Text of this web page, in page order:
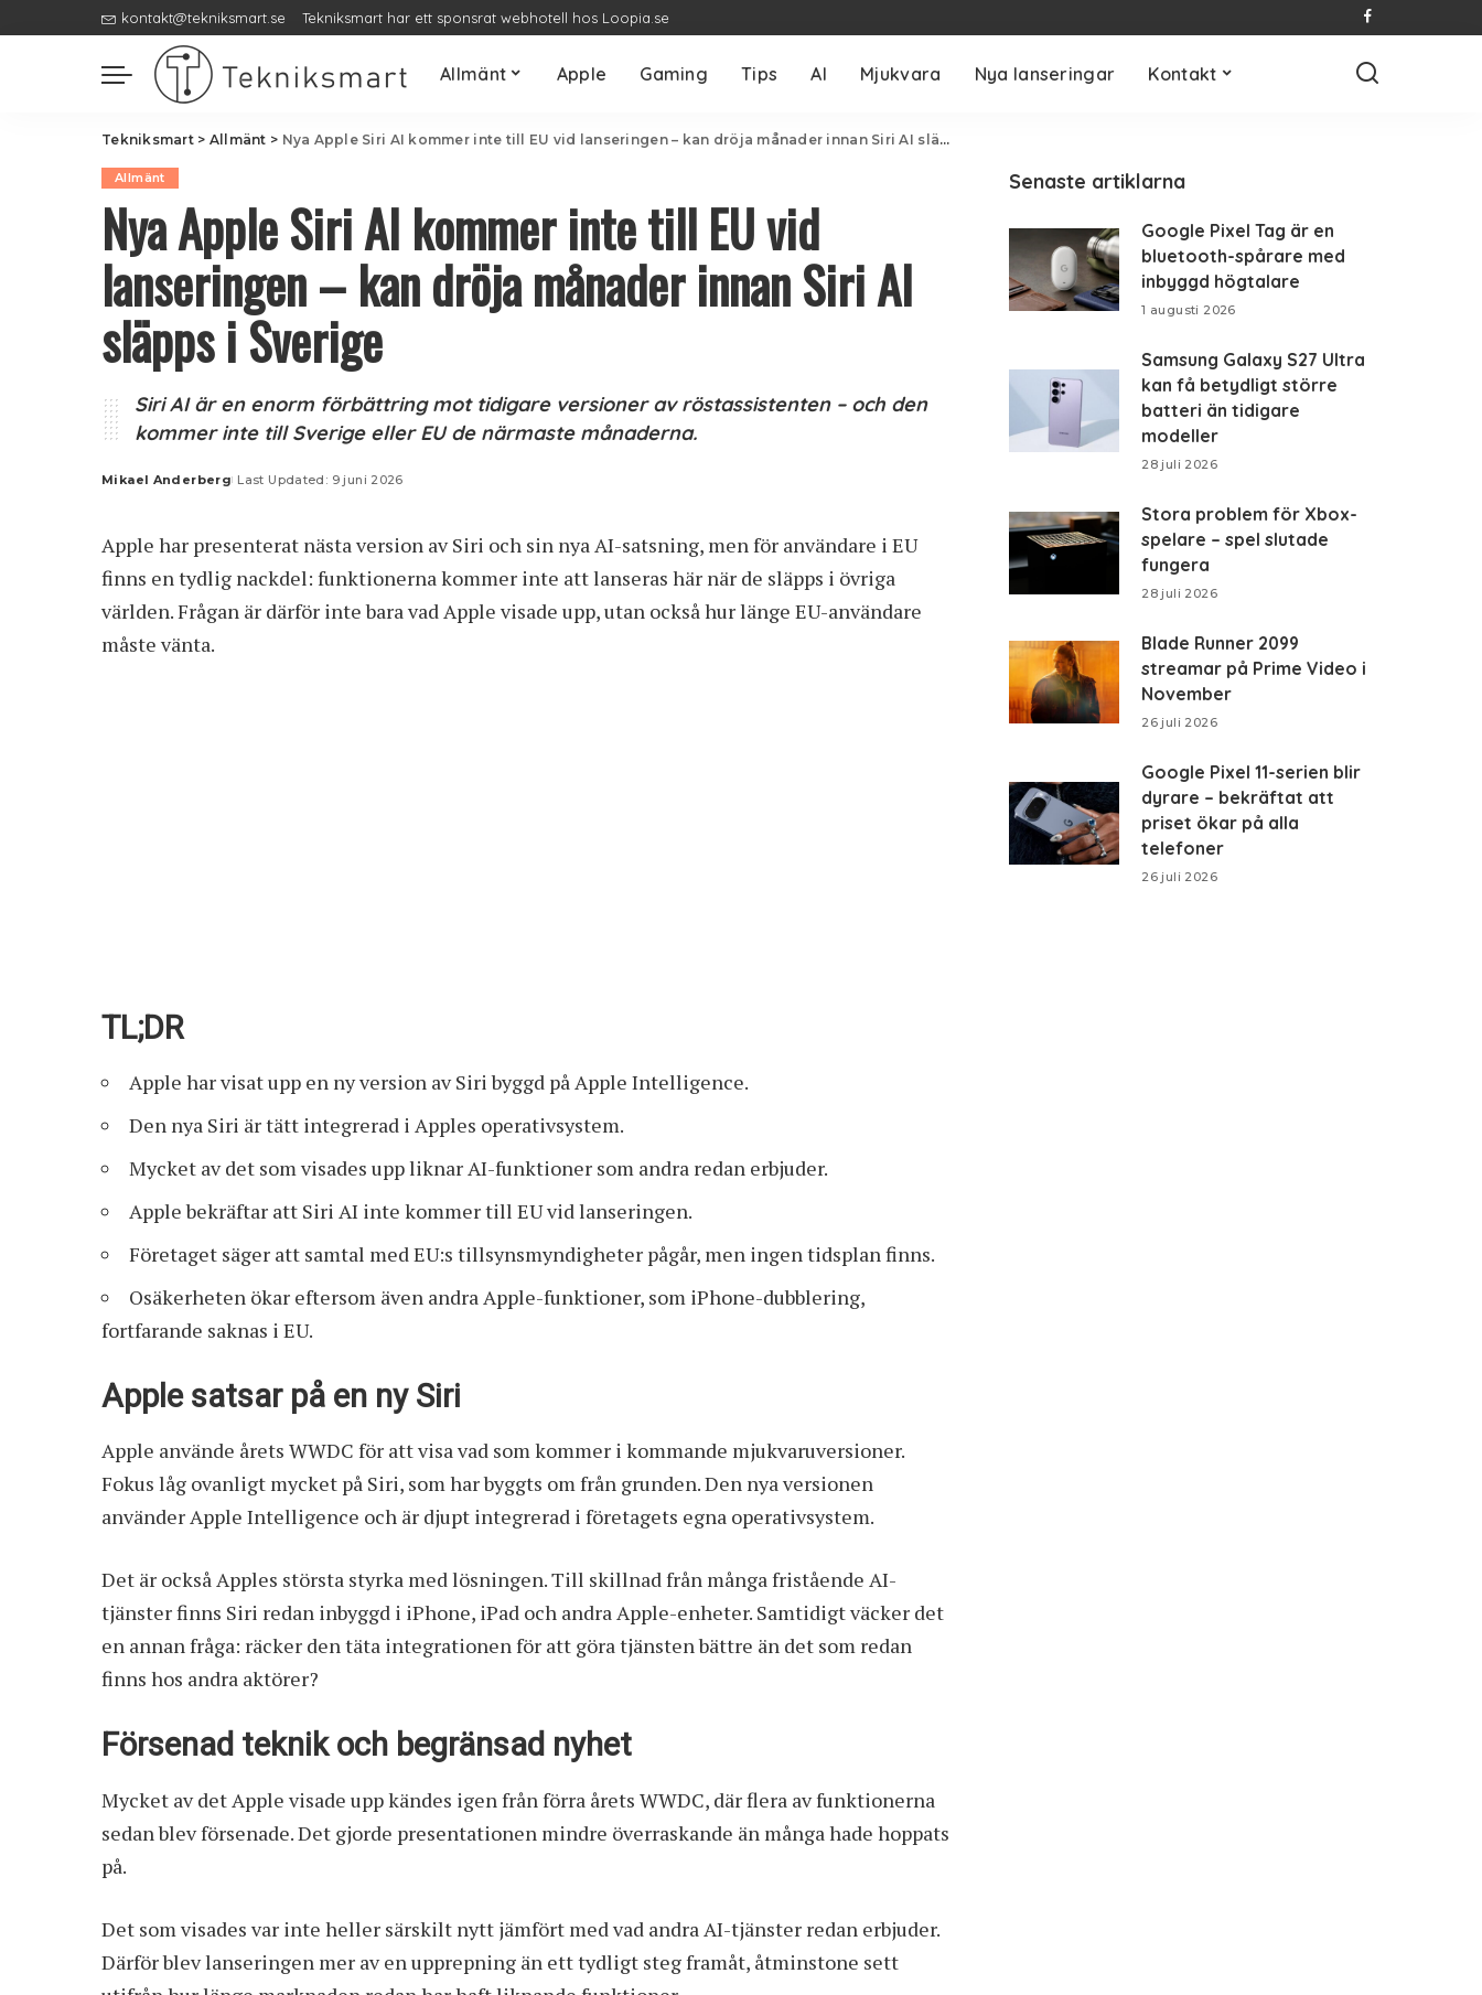
kontakt@tekniksmart.se Tekniksmart har ett sponsrat webhotell hos Loopia.se
Allmänt Apple Gaming Tips AI Mjukvara Nya lanseringar Kontakt
Tekniksmart> Allmänt > Nya Apple Siri AI kommer inte till EU vid lanseringen – kan dröja månader innan Siri AI släpps i Sverige
Allmänt
Nya Apple Siri AI kommer inte till EU vid
lanseringen – kan dröja månader innan Siri AI
släpps i Sverige
Siri AI är en enorm förbättring mot tidigare versioner av röstassistenten – och den
kommer inte till Sverige eller EU de närmaste månaderna.
Posted
Mikael Anderberg Last Updated: 9 juni 2026
Apple har presenterat nästa version av Siri och sin nya AI-satsning, men för användare i EU
finns en tydlig nackdel: funktionerna kommer inte att lanseras här när de släpps i övriga
världen. Frågan är därför inte bara vad Apple visade upp, utan också hur länge EU-användare
måste vänta.
TL;DR
Apple har visat upp en ny version av Siri byggd på Apple Intelligence.
Den nya Siri är tätt integrerad i Apples operativsystem.
Mycket av det som visades upp liknar AI-funktioner som andra redan erbjuder.
Apple bekräftar att Siri AI inte kommer till EU vid lanseringen.
Företaget säger att samtal med EU:s tillsynsmyndigheter pågår, men ingen tidsplan finns.
Osäkerheten ökar eftersom även andra Apple-funktioner, som iPhone-dubblering,
fortfarande saknas i EU.
Apple satsar på en ny Siri
Apple använde årets WWDC för att visa vad som kommer i kommande mjukvaruversioner.
Fokus låg ovanligt mycket på Siri, som har byggts om från grunden. Den nya versionen
använder Apple Intelligence och är djupt integrerad i företagets egna operativsystem.
Det är också Apples största styrka med lösningen. Till skillnad från många fristående AI-
tjänster finns Siri redan inbyggd i iPhone, iPad och andra Apple-enheter. Samtidigt väcker det
en annan fråga: räcker den täta integrationen för att göra tjänsten bättre än det som redan
finns hos andra aktörer?
Försenad teknik och begränsad nyhet
Mycket av det Apple visade upp kändes igen från förra årets WWDC, där flera av funktionerna
sedan blev försenade. Det gjorde presentationen mindre överraskande än många hade hoppats
på.
Det som visades var inte heller särskilt nytt jämfört med vad andra AI-tjänster redan erbjuder.
Därför blev lanseringen mer av en upprepning än ett tydligt steg framåt, åtminstone sett
Senaste artiklarna
Google Pixel Tag är en
bluetooth-spårare med
inbyggd högtalare
1 augusti 2026
Samsung Galaxy S27 Ultra
kan få betydligt större
batteri än tidigare
modeller
28 juli 2026
Stora problem för Xbox-
spelare – spel slutade
fungera
28 juli 2026
Blade Runner 2099
streamar på Prime Video i
November
26 juli 2026
Google Pixel 11-serien blir
dyrare – bekräftat att
priset ökar på alla
telefoner
26 juli 2026